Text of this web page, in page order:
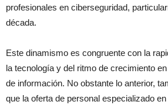
profesionales en ciberseguridad,
década.
Este dinamismo es congruente con la
la tecnología y del ritmo de crecimiento
de información. No obstante lo anterior,
que la oferta de personal especializado